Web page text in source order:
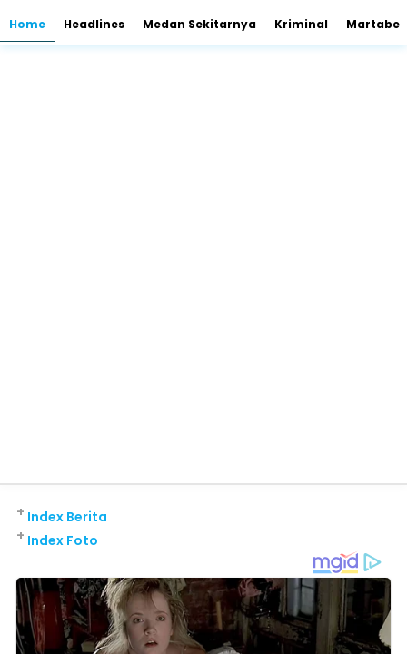
Home Headlines Medan Sekitarnya Kriminal Martabe
Index Berita
+
Index Foto
+